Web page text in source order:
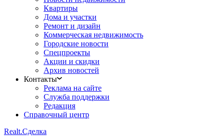
Квартиры
Дома и участки
Ремонт и дизайн
Коммерческая недвижимость
Городские новости
Спецпроекты
Акции и скидки
Архив новостей
Контакты
Реклама на сайте
Служба поддержки
Редакция
Справочный центр
Realt.Сделка